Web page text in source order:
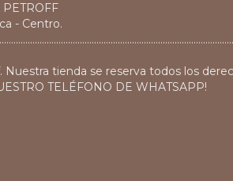
- Centro.
Nuestra tienda se reserva todos los
TELÉFONO DE WHATSAPP!